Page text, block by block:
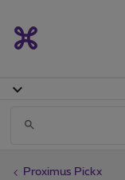
Proximus Pickx